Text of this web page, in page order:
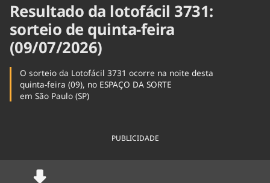
Resultado da lotofácil 3731:
sorteio de quinta-feira
(09/07/2026)
O sorteio da Lotofácil 3731 ocorre na noite desta
quinta-feira (09), no ESPAÇO DA SORTE
em São Paulo (SP)
PUBLICIDADE